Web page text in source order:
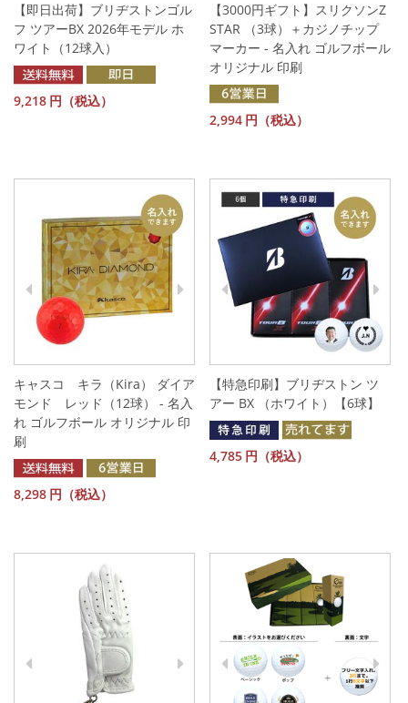
【即日出荷】ブリヂストンゴル
フ ツアーBX 2026年モデル ホ
ワイト（12球入）
9,218 円（税込）
【3000円ギフト】スリクソンZ
STAR （3球）＋カジノチップ
マーカー - 名入れ ゴルフボール
オリジナル 印刷
2,994 円（税込）
キャスコ キラ（Kira） ダイア
モンド レッド（12球） - 名入
れ ゴルフボール オリジナル 印
刷
8,298 円（税込）
【特急印刷】ブリヂストン ツ
アー BX （ホワイト）【6球】
4,785 円（税込）